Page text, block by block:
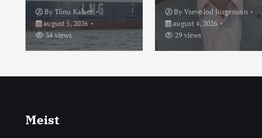
By Vsevolod Jürgenson
august 4, 2026
29 views
By Mario Maripuu
august 3, 2026
59 views
Meist